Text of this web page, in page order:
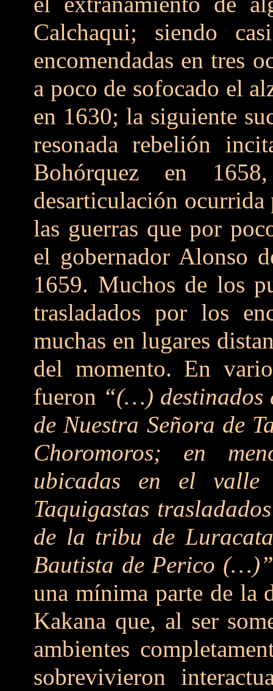
Calchaqui; siendo
encomendadas en tres
a poco de sofocado el
en 1630; la siguiente
resonada rebelión
Bohórquez en
desarticulación
las guerras que por
el gobernador Alonso
1659. Muchos de los
trasladados por los
muchas en lugares
del momento. En
fueron “(…) destinados
de Nuestra Señora de
Choromoros; en
ubicadas en el
Taquigastas
de la tribu de
Bautista de Perico
una mínima parte de la
Kakana que, al ser
ambientes
sobrevivieron